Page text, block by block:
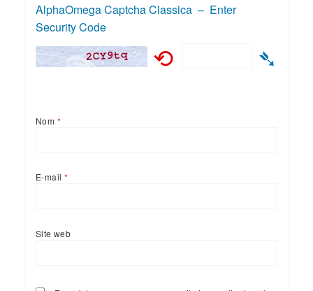
AlphaOmega Captcha Classica – Enter
Security Code
⟲ ➴
Nom *
E-mail *
Site web